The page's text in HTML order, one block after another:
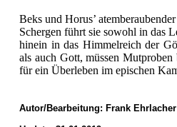
Beks und Horus’
Schergen führt sie sowohl in das
hinein in das Himmelreich der
als auch Gott, müssen
für ein Überleben im epischen
Autor/Bearbeitung: Frank Ehrlacher